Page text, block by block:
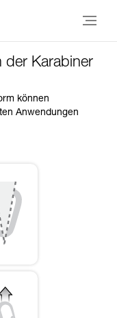
der Karabiner
können
Anwendungen